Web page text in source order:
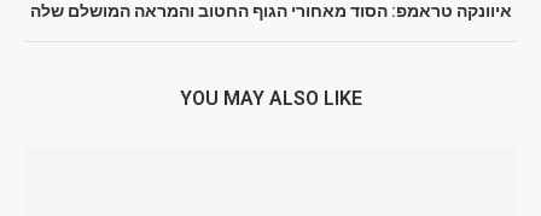
איוונקה טראמפ: הסוד מאחורי הגוף החטוב והמראה המושלם שלה
YOU MAY ALSO LIKE